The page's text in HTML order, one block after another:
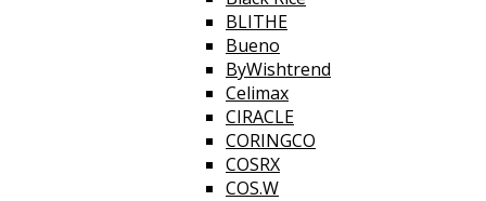
BLITHE
Bueno
ByWishtrend
Celimax
CIRACLE
CORINGCO
COSRX
COS.W